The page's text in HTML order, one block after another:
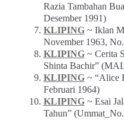
Razia Tambahan
Desember 1991)
KLIPING~ Iklan
November 1963,
KLIPING~ Cerita
Shinta Bachir”
KLIPING~ “Alice
Februari 1964)
KLIPING~ Esai
Tahun”